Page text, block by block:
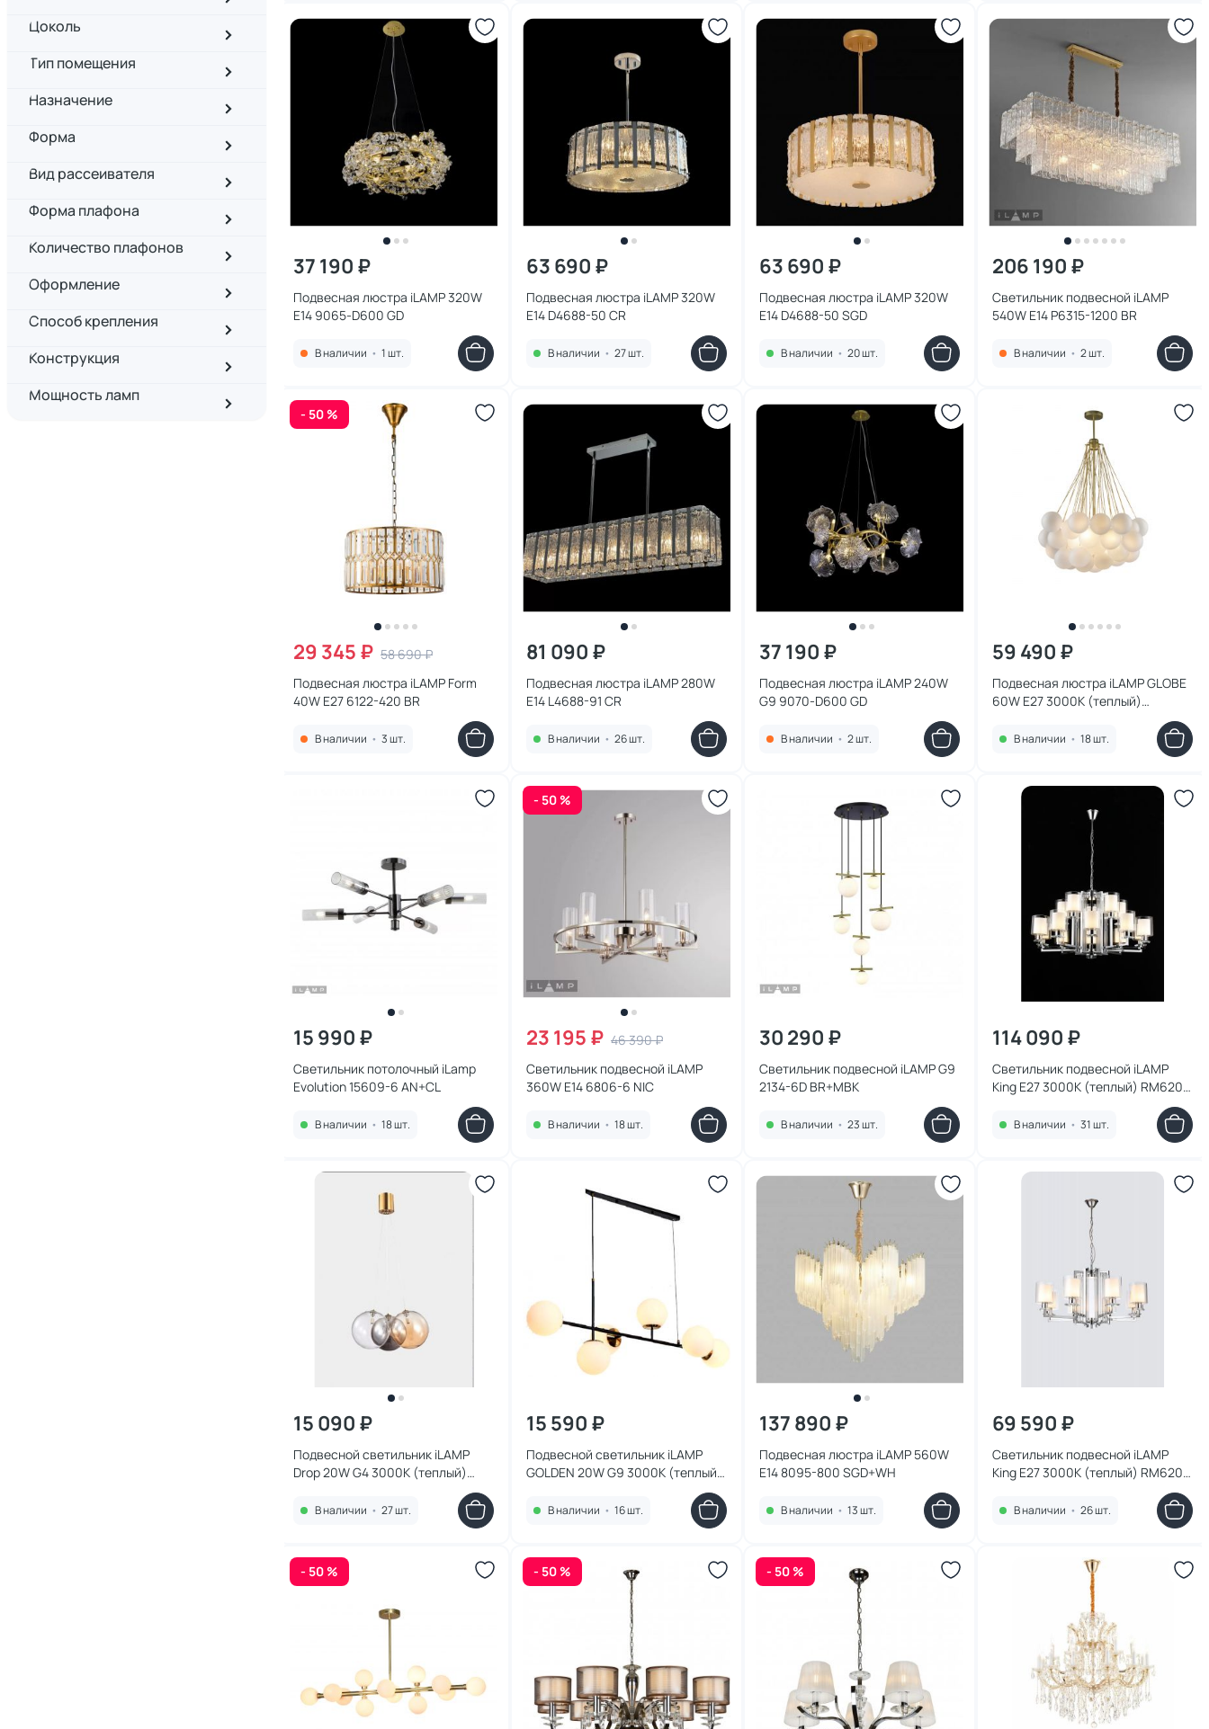
Цоколь
Тип помещения
Назначение
Форма
Вид рассеивателя
Форма плафона
Количество плафонов
Оформление
Способ крепления
Конструкция
Мощность ламп
37 190 ₽
Подвесная люстра iLAMP 320W
E14 9065-D600 GD
В наличии • 1 шт.
63 690 ₽
Подвесная люстра iLAMP 320W
E14 D4688-50 CR
В наличии • 27 шт.
63 690 ₽
Подвесная люстра iLAMP 320W
E14 D4688-50 SGD
В наличии • 20 шт.
206 190 ₽
Светильник подвесной iLAMP
540W E14 P6315-1200 BR
В наличии • 2 шт.
- 50 %
29 345 ₽ 58 690 ₽
Подвесная люстра iLAMP Form
40W E27 6122-420 BR
В наличии • 3 шт.
81 090 ₽
Подвесная люстра iLAMP 280W
E14 L4688-91 CR
В наличии • 26 шт.
37 190 ₽
Подвесная люстра iLAMP 240W
G9 9070-D600 GD
В наличии • 2 шт.
59 490 ₽
Подвесная люстра iLAMP GLOBE
60W E27 3000К (теплый)
В наличии • 18 шт.
15 990 ₽
Светильник потолочный iLamp
Evolution 15609-6 AN+CL
В наличии • 18 шт.
- 50 %
23 195 ₽ 46 390 ₽
Светильник подвесной iLAMP
360W E14 6806-6 NIC
В наличии • 18 шт.
30 290 ₽
Светильник подвесной iLAMP G9
2134-6D BR+MBK
В наличии • 23 шт.
114 090 ₽
Светильник подвесной iLAMP
King E27 3000К (теплый) RM6201-
В наличии • 31 шт.
15 090 ₽
Подвесной светильник iLAMP
Drop 20W G4 3000К (теплый)
В наличии • 27 шт.
15 590 ₽
Подвесной светильник iLAMP
GOLDEN 20W G9 3000К (теплый)
В наличии • 16 шт.
137 890 ₽
Подвесная люстра iLAMP 560W
E14 8095-800 SGD+WH
В наличии • 13 шт.
69 590 ₽
Светильник подвесной iLAMP
King E27 3000К (теплый) RM6201-
В наличии • 26 шт.
- 50 % - 50 % - 50 %